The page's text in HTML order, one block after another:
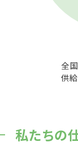
全
供
私たちの